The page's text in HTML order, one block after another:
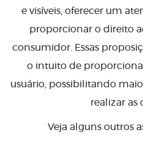
e visíveis, oferecer um
proporcionar o direito
consumidor. Essas
o intuito de
usuário, possibilitando
realizar as
Veja alguns outros